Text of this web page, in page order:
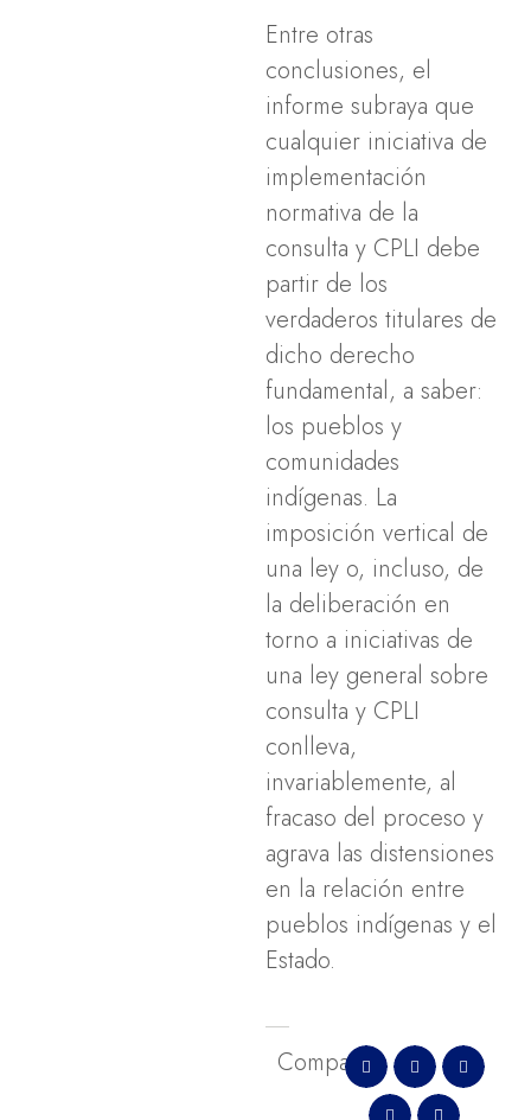
Entre otras
conclusiones, el
informe subraya que
cualquier iniciativa de
implementación
normativa de la
consulta y CPLI debe
partir de los
verdaderos titulares de
dicho derecho
fundamental, a saber:
los pueblos y
comunidades
indígenas. La
imposición vertical de
una ley o, incluso, de
la deliberación en
torno a iniciativas de
una ley general sobre
consulta y CPLI
conlleva,
invariablemente, al
fracaso del proceso y
agrava las distensiones
en la relación entre
pueblos indígenas y el
Estado.
Comparte